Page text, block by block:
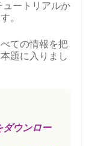
ートリアルか
。
ての情報を把
題に入りまし
ダウンロー